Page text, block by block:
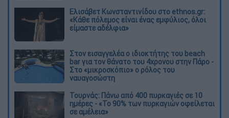
Ελισάβετ Κωνσταντινίδου στο ethnos.gr:
«Κάθε πόλεμος είναι ένας εμφύλιος, όλοι
είμαστε αδέλφια»
Στον εισαγγελέα ο ιδιοκτήτης του beach
bar για τον θάνατο του 4χρονου στην Πάρο -
Στο «μικροσκόπιο» ο ρόλος του
ναυαγοσώστη
Τουρνάς: Πάνω από 400 πυρκαγιές σε 10
ημέρες - «Το 90% των πυρκαγιών οφείλεται
σε αμέλεια»